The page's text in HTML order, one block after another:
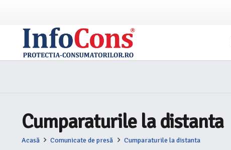
Cumparaturile la distanta
Acasă Comunicate de presă Cumparaturile la distanta